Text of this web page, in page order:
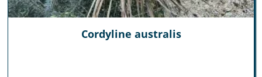
Cordyline australis